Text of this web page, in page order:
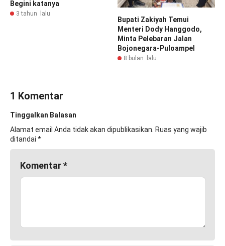
Begini katanya
3 tahun lalu
Bupati Zakiyah Temui
Menteri Dody Hanggodo,
Minta Pelebaran Jalan
Bojonegara-Puloampel
8 bulan lalu
1 Komentar
Tinggalkan Balasan
Alamat email Anda tidak akan dipublikasikan. Ruas yang wajib
ditandai *
Komentar*